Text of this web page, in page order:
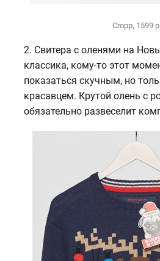
Cropp, 1599 р.
2. Свитера с оленями на
классика, кому-то этот
показаться скучным, но
красавцем. Крутой олень с
обязательно развеселит